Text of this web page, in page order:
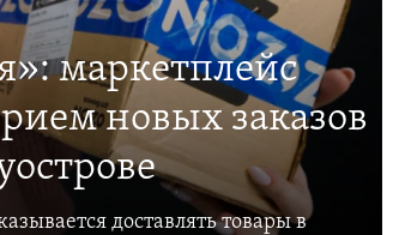
маркетплейс
новых заказов
доставлять товары в